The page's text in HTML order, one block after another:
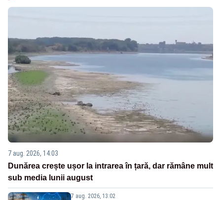
7 aug. 2026, 14:03
Dunărea crește ușor la intrarea în țară, dar rămâne mult
sub media lunii august
7 aug. 2026, 13:02